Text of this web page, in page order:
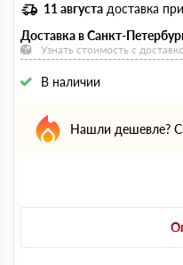
11 августа доставка
Доставка в Санкт-
Узнать стоимость с
В наличии
Нашли дешевле?